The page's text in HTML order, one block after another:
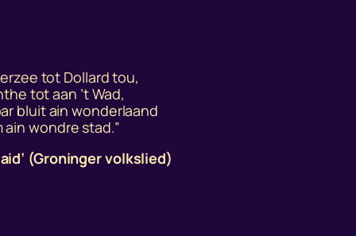
tot Dollard tou,
tot aan ’t Wad,
bluit ain wonderlaand
ain wondre stad.”
(Groninger volkslied)